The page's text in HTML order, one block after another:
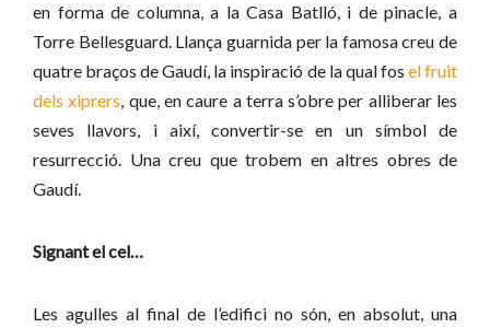
en forma de columna, a la Casa Batlló, i de pinacle, a
Torre Bellesguard. Llança guarnida per la famosa creu de
quatre braços de Gaudí, la inspiració de la qual fos el fruit
dels xiprers, que, en caure a terra s’obre per alliberar les
seves llavors, i així, convertir-se en un símbol de
resurrecció. Una creu que trobem en altres obres de
Gaudí.
Signant el cel…
Les agulles al final de l’edifici no són, en absolut, una